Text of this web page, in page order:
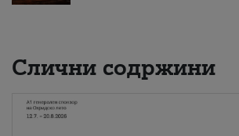
Слични содржини